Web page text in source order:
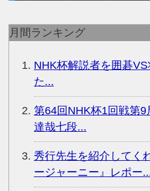
月間ランキング
NHK杯解説者を囲碁
た...
第64回NHK杯1回戦第9
達哉七段...
秀行先生を紹介してく
ージャーニー』レポー